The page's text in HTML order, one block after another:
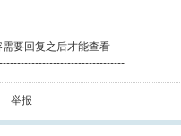
需要回复之后才能查看
举报